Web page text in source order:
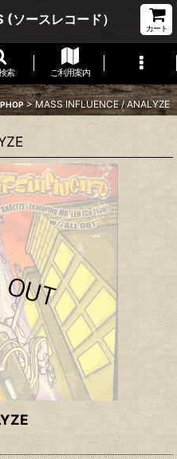
ソースレコード）
カート
索 ご利用案内
> MASS INFLUENCE / ANALYZE